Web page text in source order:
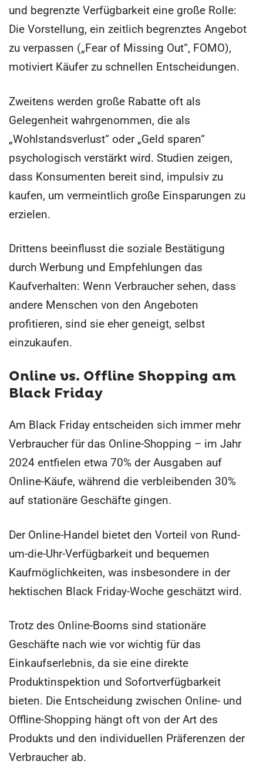
und begrenzte Verfügbarkeit eine große Rolle:
Die Vorstellung, ein zeitlich begrenztes Angebot
zu verpassen („Fear of Missing Out“, FOMO),
motiviert Käufer zu schnellen Entscheidungen.
Zweitens werden große Rabatte oft als
Gelegenheit wahrgenommen, die als
„Wohlstandsverlust“ oder „Geld sparen“
psychologisch verstärkt wird. Studien zeigen,
dass Konsumenten bereit sind, impulsiv zu
kaufen, um vermeintlich große Einsparungen zu
erzielen.
Drittens beeinflusst die soziale Bestätigung
durch Werbung und Empfehlungen das
Kaufverhalten: Wenn Verbraucher sehen, dass
andere Menschen von den Angeboten
profitieren, sind sie eher geneigt, selbst
einzukaufen.
Online vs. Offline Shopping am
Black Friday
Am Black Friday entscheiden sich immer mehr
Verbraucher für das Online-Shopping – im Jahr
2024 entfielen etwa 70% der Ausgaben auf
Online-Käufe, während die verbleibenden 30%
auf stationäre Geschäfte gingen.
Der Online-Handel bietet den Vorteil von Rund-
um-die-Uhr-Verfügbarkeit und bequemen
Kaufmöglichkeiten, was insbesondere in der
hektischen Black Friday-Woche geschätzt wird.
Trotz des Online-Booms sind stationäre
Geschäfte nach wie vor wichtig für das
Einkaufserlebnis, da sie eine direkte
Produktinspektion und Sofortverfügbarkeit
bieten. Die Entscheidung zwischen Online- und
Offline-Shopping hängt oft von der Art des
Produkts und den individuellen Präferenzen der
Verbraucher ab.